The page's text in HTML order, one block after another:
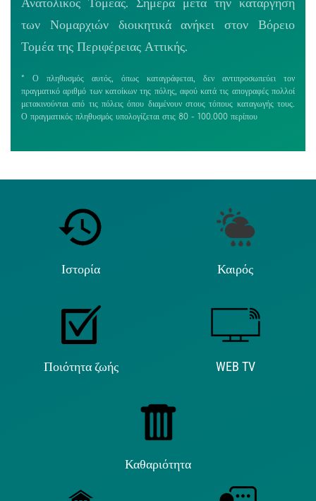
Ανατολικός Τομέας. Σήμερα μετά την κατάργηση
των Νομαρχιών διοικητικά ανήκει στον Βόρειο
Τομέα της Περιφέρειας Αττικής.
* Ο πληθυσμός αυτός, όπως καταγράφεται, δεν αντιπροσωπεύει τον
πραγματικό αριθμό των κατοίκων της πόλης, αφού κατά τις απογραφές πολλοί
μετακινούνται από τις πόλεις όπου διαμένουν στους τόπους καταγωγής τους.
Ο πραγματικός πληθυσμός υπολογίζεται στις 80 - 100.000 περίπου
Ιστορία Καιρός
Ποιότητα ζωής WEB TV
Καθαριότητα